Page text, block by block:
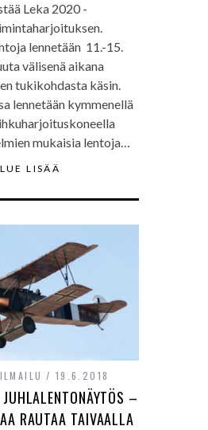
Leka 2020 -
lennetään 11.-15.
välisenä aikana
tukikohdasta käsin.
lennetään kymmenellä
mukaisia lentoja…
LUE LISÄÄ
19.6.2018
–
RAUTAA TAIVAALLA